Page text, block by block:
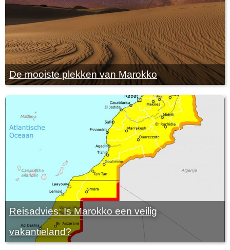
De mooiste plekken van Marokko
Reisadvies: Is Marokko een veilig
vakantieland?